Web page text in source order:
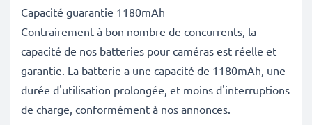
Capacité guarantie 1180mAh
Contrairement à bon nombre de concurrents, la
capacité de nos batteries pour caméras est réelle et
garantie. La batterie a une capacité de 1180mAh, une
durée d'utilisation prolongée, et moins d'interruptions
de charge, conformément à nos annonces.